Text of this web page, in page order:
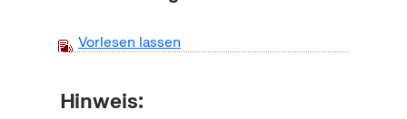
Vorlesen lassen
Hinweis: